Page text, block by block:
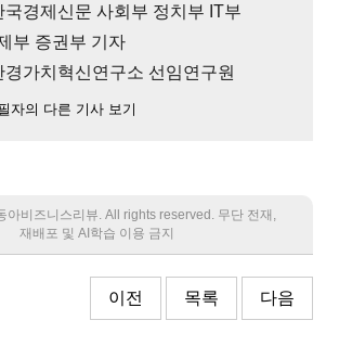
국경제신문 사회부 정치부 IT부
부 증권부 기자
경가치혁신연구소 선임연구원
자의 다른 기사 보기
비즈니스리뷰. All rights reserved. 무단 전재,
재배포 및 AI학습 이용 금지
이전 목록 다음